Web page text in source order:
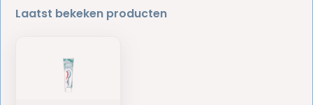
Laatst bekeken producten